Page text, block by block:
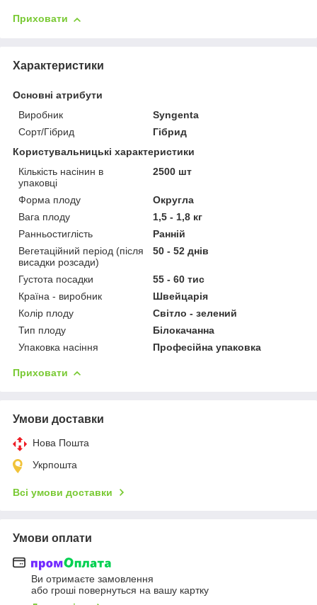
Приховати
Характеристики
Основні атрибути
Виробник
Syngenta
Сорт/Гібрид
Гібрид
Користувальницькі характеристики
Кількість насінин в
упаковці
2500 шт
Форма плоду
Округла
Вага плоду
1,5 - 1,8 кг
Ранньостиглість
Ранній
Вегетаційний період (після
висадки розсади)
50 - 52 днів
Густота посадки
55 - 60 тис
Країна - виробник
Швейцарія
Колір плоду
Світло - зелений
Тип плоду
Білокачанна
Упаковка насіння
Професійна упаковка
Приховати
Умови доставки
Нова Пошта
Укрпошта
Всі умови доставки
Умови оплати
Ви отримаєте замовлення
або гроші повернуться на вашу картку